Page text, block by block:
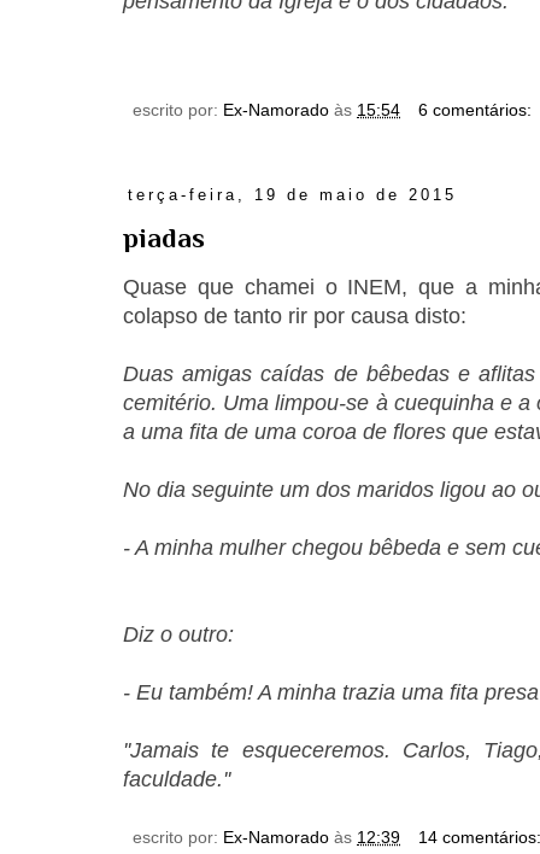
escrito por: Ex-Namorado às 15:54 6 comentários:
terça-feira, 19 de maio de 2015
piadas
Quase que chamei o INEM, que a
colapso de tanto rir por causa disto:
Duas amigas caídas de bêbedas e
cemitério. Uma limpou-se à cuequinha e
a uma fita de uma coroa de flores que
No dia seguinte um dos maridos ligou ao
- A minha mulher chegou bêbeda e sem
Diz o outro:
- Eu também! A minha trazia uma fita
''Jamais te esqueceremos. Carlos,
faculdade.''
escrito por: Ex-Namorado às 12:39
14